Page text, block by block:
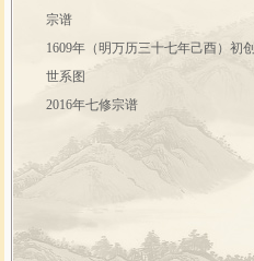
宗谱
1609年（明万历三十七年己酉）初创
世系图
2016年七修宗谱